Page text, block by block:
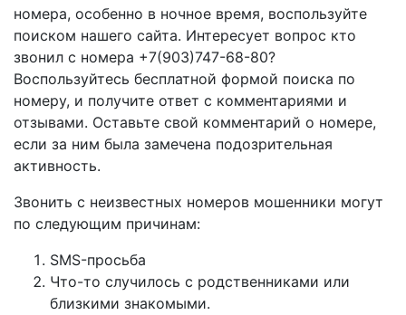
номера, особенно в ночное время, воспользуйте
поиском нашего сайта. Интересует вопрос кто
звонил с номера +7(903)747-68-80?
Воспользуйтесь бесплатной формой поиска по
номеру, и получите ответ с комментариями и
отзывами. Оставьте свой комментарий о номере,
если за ним была замечена подозрительная
активность.
Звонить с неизвестных номеров мошенники могут
по следующим причинам:
SMS-просьба
Что-то случилось с родственниками или
близкими знакомыми.